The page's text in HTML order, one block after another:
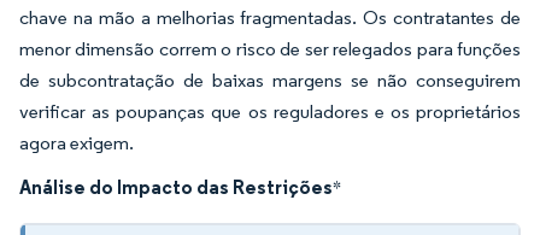
chave na mão a melhorias fragmentadas. Os contratantes de
menor dimensão correm o risco de ser relegados para funções
de subcontratação de baixas margens se não conseguirem
verificar as poupanças que os reguladores e os proprietários
agora exigem.
Análise do Impacto das Restrições*